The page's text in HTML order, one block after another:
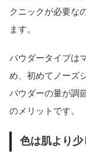
クニックが必要な
ます。
パウダータイプは
め、初めてノーズ
パウダーの量が調
のメリットです。
色は肌より